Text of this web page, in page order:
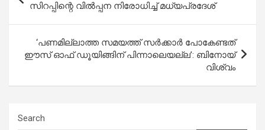
സിറപ്പിന്റെ വിൽപ്പന നിരോധിച്ച് മധ്യപ്രദേശ്
‘പണമില്ലാത്ത സമയത്ത് സർക്കാർ പോകേണ്ടത്
ഈസ് ഓഫ് ഡൂയിങ്ങിന് പിന്നാലെയല്ല’: ബിനോയ്
വിശ്വം
Search